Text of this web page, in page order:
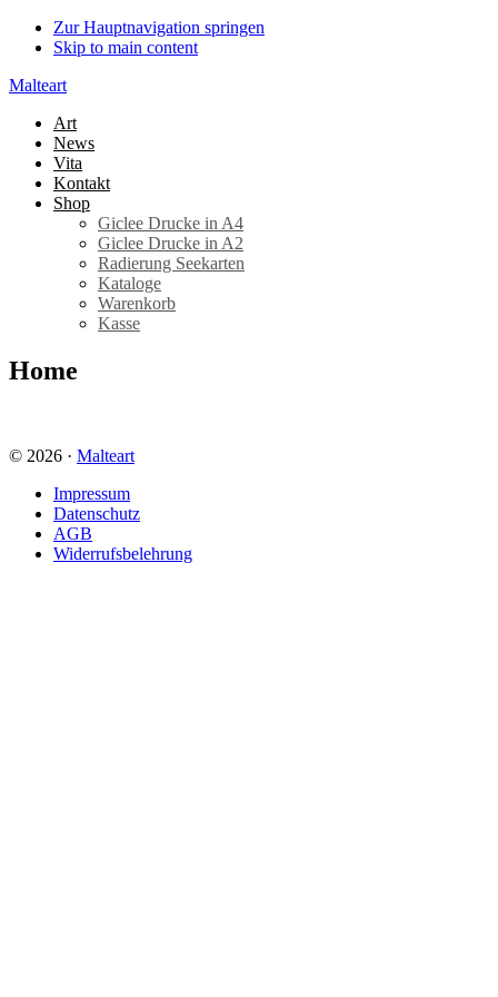
Zur Hauptnavigation springen
Skip to main content
Malteart
Art
News
Vita
Kontakt
Shop
Giclee Drucke in A4
Giclee Drucke in A2
Radierung Seekarten
Kataloge
Warenkorb
Kasse
Home
© 2026 · Malteart
Impressum
Datenschutz
AGB
Widerrufsbelehrung